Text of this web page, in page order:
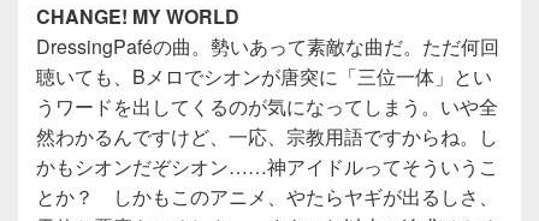
CHANGE! MY WORLD
DressingPaféの曲。勢いあって素敵な曲だ。ただ何回
聴いても、Bメロでシオンが唐突に「三位一体」とい
うワードを出してくるのが気になってしまう。いや全
然わかるんですけど、一応、宗教用語ですからね。し
かもシオンだぞシオン……神アイドルってそういうこ
とか？ しかもこのアニメ、やたらヤギが出るしさ、